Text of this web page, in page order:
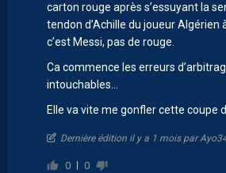
carton rouge après s’essuyant la
tendon d’Achille du joueur Algérien
c’est Messi, pas de rouge.
Ca commence les erreurs
intouchables…
Elle va vite me gonfler cette coupe
Dernière édition il y a 1 mois par
0 0